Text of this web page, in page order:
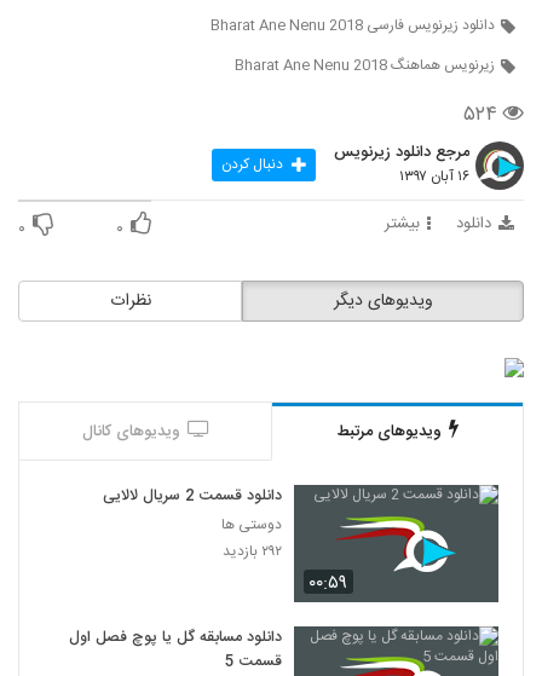
دانلود زیرنویس فارسی Bharat Ane Nenu 2018
زیرنویس هماهنگ Bharat Ane Nenu 2018
۵۲۴
مرجع دانلود زیرنویس
۱۶ آبان ۱۳۹۷ دنبال کردن
دانلود بیشتر ۰ ۰
نظرات ویدیوهای دیگر
ویدیوهای مرتبط ویدیوهای کانال
۰۰:۵۹
دانلود قسمت 2 سریال لالایی
دوستی ها
۲۹۲ بازدید
دانلود مسابقه گل یا پوچ فصل اول
قسمت 5